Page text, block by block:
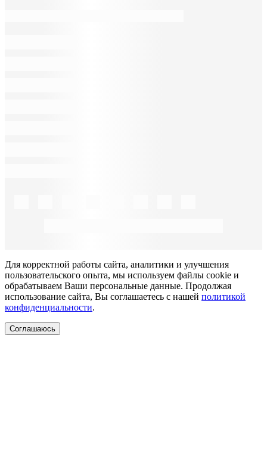
Для корректной работы сайта, аналитики и улучшения
пользовательского опыта, мы используем файлы cookie и
обрабатываем Ваши персональные данные. Продолжая
использование сайта, Вы соглашаетесь с нашей политикой
конфиденциальности.
Соглашаюсь